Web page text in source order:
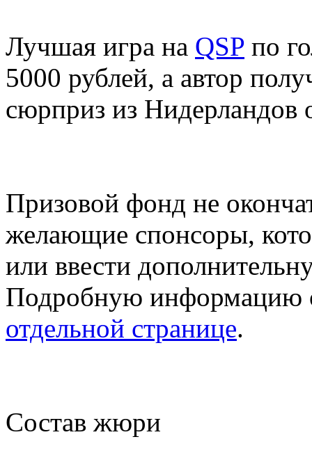
Лучшая игра на QSP по
5000 рублей, а автор
сюрприз из Нидерландов
Призовой фонд не
желающие спонсоры,
или ввести
Подробную информацию
отдельной странице.
Состав жюри